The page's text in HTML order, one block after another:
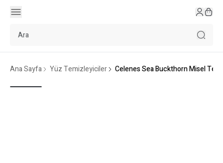
Ana Sayfa Yüz Temizleyiciler Celenes Sea Buckthorn Misel